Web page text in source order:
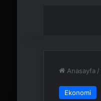
Anasayfa /
Ekonomi